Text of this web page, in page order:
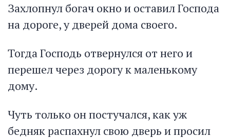
Захлопнул богач окно и оставил Господа
на дороге, у дверей дома своего.
Тогда Господь отвернулся от него и
перешел через дорогу к маленькому
дому.
Чуть только он постучался, как уж
бедняк распахнул свою дверь и просил